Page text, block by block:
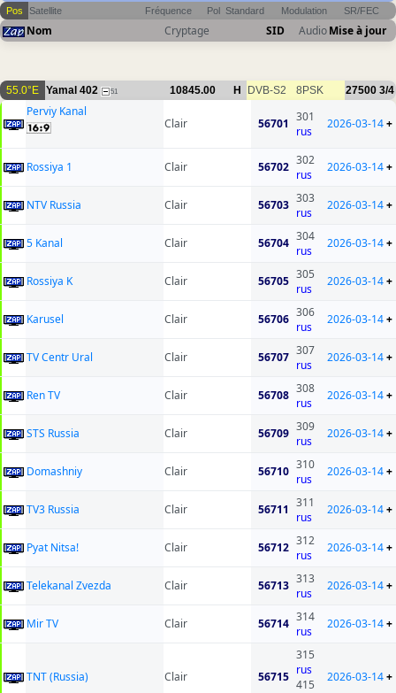
Pos Satellite Fréquence Pol Standard Modulation SR/FEC
Nom Cryptage SID AudioMise à jour
55.0°E Yamal 402 51 10845.00 H DVB-S2 8PSK 27500 3/4
Perviy Kanal
Clair
56701 301
rus
2026-03-14+
Rossiya 1 Clair 56702 302
rus
2026-03-14+
NTV Russia Clair 56703 303
rus
2026-03-14+
5 Kanal Clair 56704 304
rus
2026-03-14+
Rossiya K Clair 56705 305
rus
2026-03-14+
Karusel Clair 56706 306
rus
2026-03-14+
TV Centr Ural Clair 56707 307
rus
2026-03-14+
Ren TV Clair 56708 308
rus
2026-03-14+
STS Russia Clair 56709 309
rus
2026-03-14+
Domashniy Clair 56710 310
rus
2026-03-14+
TV3 Russia Clair 56711 311
rus
2026-03-14+
Pyat Nitsa! Clair 56712 312
rus
2026-03-14+
Telekanal Zvezda Clair 56713 313
rus
2026-03-14+
Mir TV Clair 56714 314
rus
2026-03-14+
TNT (Russia) Clair 56715
315
rus
415
2026-03-14+